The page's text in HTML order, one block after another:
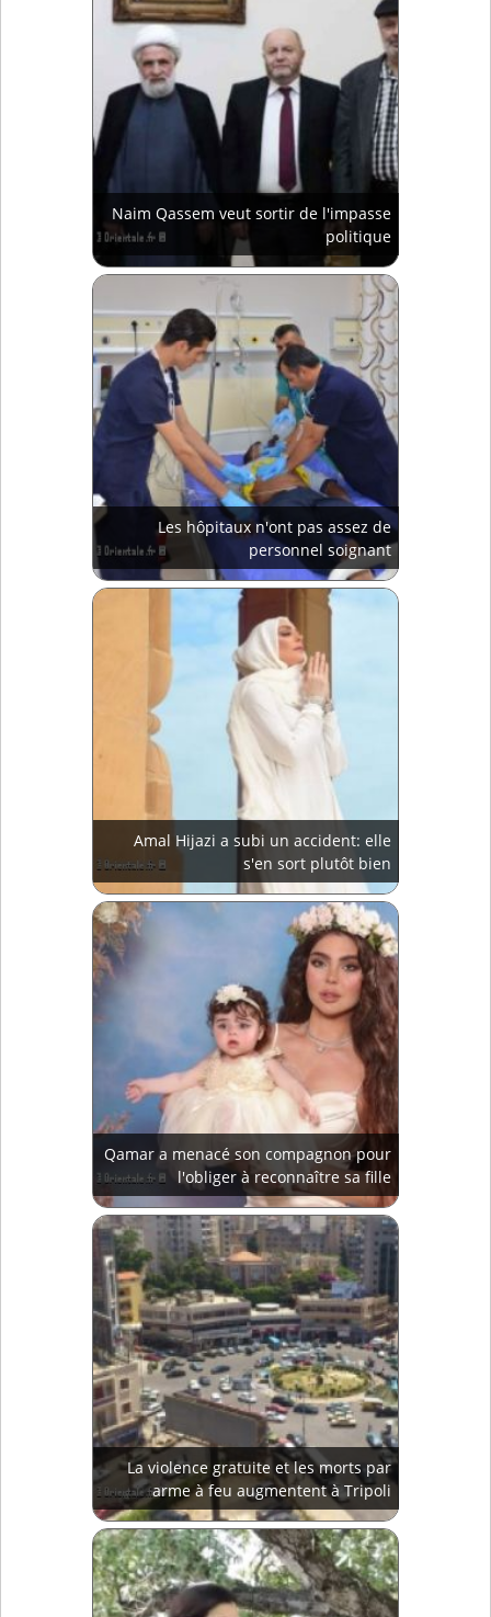
Naim Qassem veut sortir de l'impasse
politique
Les hôpitaux n'ont pas assez de
personnel soignant
Amal Hijazi a subi un accident: elle
s'en sort plutôt bien
Qamar a menacé son compagnon pour
l'obliger à reconnaître sa fille
La violence gratuite et les morts par
arme à feu augmentent à Tripoli